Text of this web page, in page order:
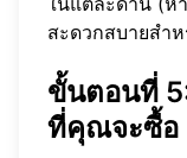
สะดวกสบายสำ
ขั้นตอนที่
ที่คุณจะซื้อ